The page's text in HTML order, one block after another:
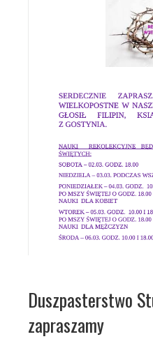
Duszpasterstwo
zapraszamy